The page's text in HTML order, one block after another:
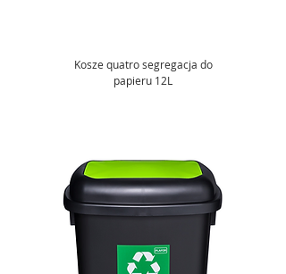
Kosze quatro segregacja do
papieru 12L